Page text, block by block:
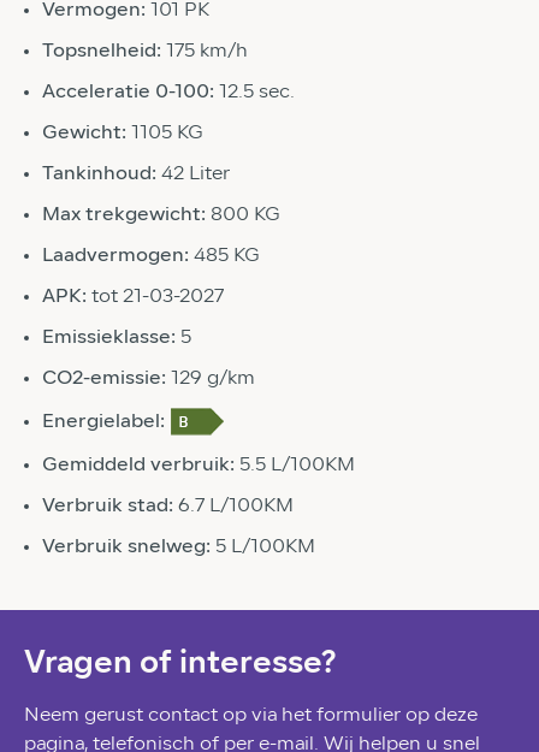
Vermogen: 101 PK
Topsnelheid: 175 km/h
Acceleratie 0-100: 12.5 sec.
Gewicht: 1105 KG
Tankinhoud: 42 Liter
Max trekgewicht: 800 KG
Laadvermogen: 485 KG
APK: tot 21-03-2027
Emissieklasse: 5
CO2-emissie: 129 g/km
Energielabel:
Gemiddeld verbruik: 5.5 L/100KM
Verbruik stad: 6.7 L/100KM
Verbruik snelweg: 5 L/100KM
Vragen of interesse?
Neem gerust contact op via het formulier op deze
pagina, telefonisch of per e-mail. Wij helpen u snel